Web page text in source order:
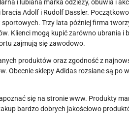
i lubiana marka odzieży, obuwia i
bracia Adolf i Rudolf Dassler.
Trzy lata później firma
Klienci mogą kupić zarówno ubrania i
zajmują się zawodowo.
produktów oraz zgodność z
Obecnie sklepy Adidas rozsiane są
się na stronie www. Produkty
bardzo dobrych jakościowo